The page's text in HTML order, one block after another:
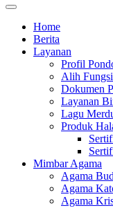
Home
Berita
Layanan
Profil
Alih
Dokumen
Layanan
Lagu
Produk
Mimbar Agama
Agama
Agama
Agama